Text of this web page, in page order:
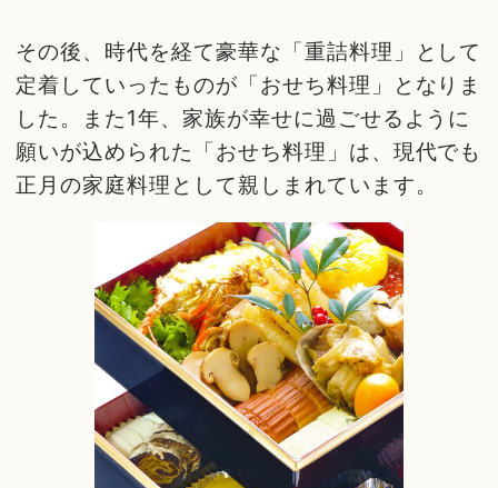
その後、時代を経て豪華な「重詰料理」として
定着していったものが「おせち料理」となりま
した。また1年、家族が幸せに過ごせるように
願いが込められた「おせち料理」は、現代でも
正月の家庭料理として親しまれています。